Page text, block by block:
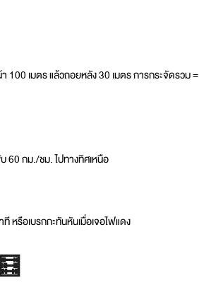
100 เมตร แล้วถอยหลัง 30 เมตร การกระจัดรวม =
60 กม./ชม. ไปทางทิศเหนือ
หรือเบรกกะทันหันเมื่อเจอไฟแดง